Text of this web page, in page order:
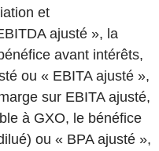
et
ajusté », la
avant intérêts,
ou « EBITA ajusté »,
sur EBITA ajusté,
à GXO, le bénéfice
ou « BPA ajusté »,